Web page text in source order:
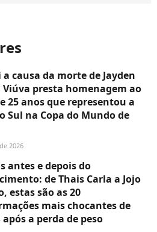
causa da morte de Jayden
Viúva presta homenagem ao
25 anos que representou a
Sul na Copa do Mundo de
2026
antes e depois do
de Thais Carla a Jojo
estas são as 20
mais chocantes de
a perda de peso